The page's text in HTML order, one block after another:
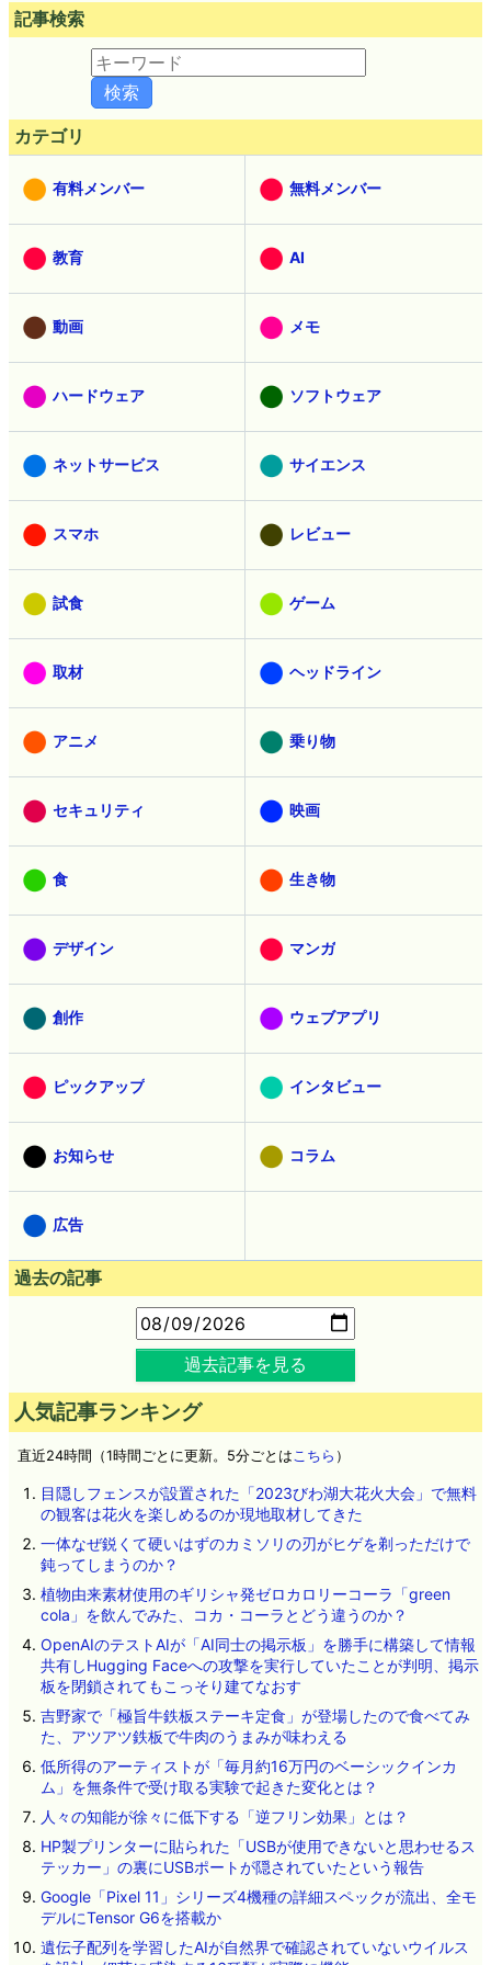
記事検索
カテゴリ
有料メンバー 無料メンバー
教育 AI
動画 メモ
ハードウェア ソフトウェア
ネットサービス サイエンス
スマホ レビュー
試食 ゲーム
取材 ヘッドライン
アニメ 乗り物
セキュリティ 映画
食 生き物
デザイン マンガ
創作 ウェブアプリ
ピックアップ インタビュー
お知らせ コラム
広告
過去の記事
過去記事を見る
人気記事ランキング
直近24時間（1時間ごとに更新。5分ごとは こちら ）
目隠しフェンスが設置された「2023びわ湖大花火大会」で無料
の観客は花火を楽しめるのか現地取材してきた
一体なぜ鋭くて硬いはずのカミソリの刃がヒゲを剃っただけで
鈍ってしまうのか？
植物由来素材使用のギリシャ発ゼロカロリーコーラ「green
cola」を飲んでみた、コカ・コーラとどう違うのか？
OpenAIのテストAIが「AI同士の掲示板」を勝手に構築して情報
共有しHugging Faceへの攻撃を実行していたことが判明、掲示
板を閉鎖されてもこっそり建てなおす
吉野家で「極旨牛鉄板ステーキ定食」が登場したので食べてみ
た、アツアツ鉄板で牛肉のうまみが味わえる
低所得のアーティストが「毎月約16万円のベーシックインカ
ム」を無条件で受け取る実験で起きた変化とは？
人々の知能が徐々に低下する「逆フリン効果」とは？
HP製プリンターに貼られた「USBが使用できないと思わせるス
テッカー」の裏にUSBポートが隠されていたという報告
Google「Pixel 11」シリーズ4機種の詳細スペックが流出、全モ
デルにTensor G6を搭載か
遺伝子配列を学習したAIが自然界で確認されていないウイルス